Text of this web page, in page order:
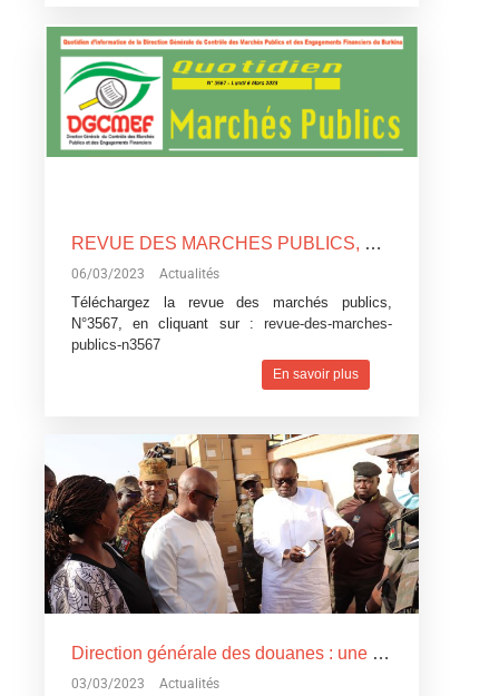
REVUE DES MARCHES PUBLICS, N°3567
06/03/2023 Actualités
Téléchargez la revue des marchés publics,
N°3567, en cliquant sur : revue-des-marches-
publics-n3567
En savoir plus
Direction générale des douanes : une importante saisie d’explosif et de médicaments illicites présentées au ministre NACANABO
03/03/2023 Actualités